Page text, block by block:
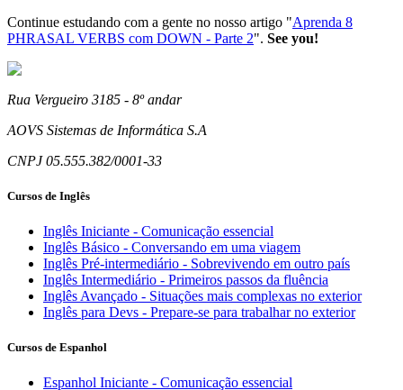
Continue estudando com a gente no nosso artigo "Aprenda 8
PHRASAL VERBS com DOWN - Parte 2". See you!
Rua Vergueiro 3185 - 8º andar
AOVS Sistemas de Informática S.A
CNPJ 05.555.382/0001-33
Cursos de Inglês
Inglês Iniciante - Comunicação essencial
Inglês Básico - Conversando em uma viagem
Inglês Pré-intermediário - Sobrevivendo em outro país
Inglês Intermediário - Primeiros passos da fluência
Inglês Avançado - Situações mais complexas no exterior
Inglês para Devs - Prepare-se para trabalhar no exterior
Cursos de Espanhol
Espanhol Iniciante - Comunicação essencial